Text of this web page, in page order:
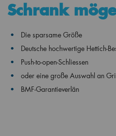
Schrank
Die sparsame Größe
Deutsche hochwertige Hettich-
Push-to-open-Schliessen
oder eine große Auswahl an
BMF-Garantieverlän